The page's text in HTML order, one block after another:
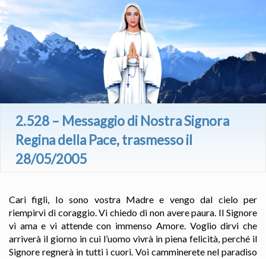
2.528 – Messaggio di Nostra Signora
Regina della Pace, trasmesso il
28/05/2005
Cari figli, Io sono vostra Madre e vengo dal cielo per
riempirvi di coraggio. Vi chiedo di non avere paura. Il Signore
vi ama e vi attende con immenso Amore. Voglio dirvi che
arriverà il giorno in cui l’uomo vivrà in piena felicità, perché il
Signore regnerà in tutti i cuori. Voi camminerete nel paradiso